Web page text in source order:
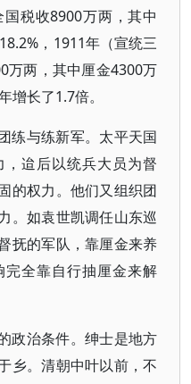
税收8900万两，其中
，1911年（宣统三
万两，其中厘金4300万
增长了1.7倍。
练与练新军。太平天国
迨后以统兵大员为督
的权力。他们又组织团
。如袁世凯调任山东巡
抚的军队，靠厘金来养
全靠自行抽厘金来解
政治条件。绅士是地方
乡。清朝中叶以前，不